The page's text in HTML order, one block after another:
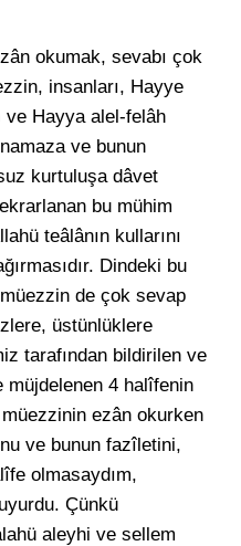
okumak, sevabı çok
insanları, Hayye
ve Hayya alel-felâh
ve bunun
kurtuluşa dâvet
bu mühim
teâlânın kullarını
Dindeki bu
de çok sevap
üstünlüklere
tarafından bildirilen ve
müjdelenen 4 halîfenin
ezân okurken
ve bunun fazîletini,
olmasaydım,
Çünkü
aleyhi ve sellem